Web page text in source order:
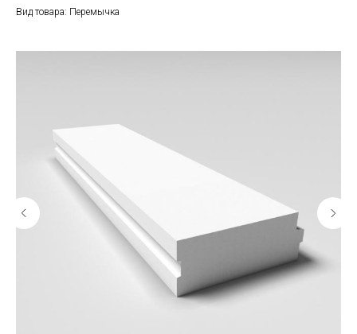
Вид товара: Перемычка